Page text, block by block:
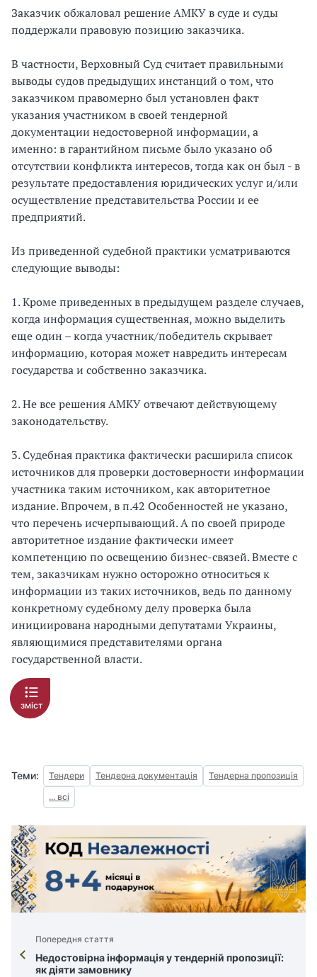
Заказчик обжаловал решение АМКУ в суде и суды
поддержали правовую позицию заказчика.
В частности, Верховный Суд считает правильными
выводы судов предыдущих инстанций о том, что
заказчиком правомерно был установлен факт
указания участником в своей тендерной
документации недостоверной информации, а
именно: в гарантийном письме было указано об
отсутствии конфликта интересов, тогда как он был - в
результате предоставления юридических услуг и/или
осуществление представительства России и ее
предприятий.
Из приведенной судебной практики усматриваются
следующие выводы:
1. Кроме приведенных в предыдущем разделе случаев,
когда информация существенная, можно выделить
еще один – когда участник/победитель скрывает
информацию, которая может навредить интересам
государства и собственно заказчика.
2. Не все решения АМКУ отвечают действующему
законодательству.
3. Судебная практика фактически расширила список
источников для проверки достоверности информации
участника таким источником, как авторитетное
издание. Впрочем, в п.42 Особенностей не указано,
что перечень исчерпывающий. А по своей природе
авторитетное издание фактически имеет
компетенцию по освещению бизнес-связей. Вместе с
тем, заказчикам нужно осторожно относиться к
информации из таких источников, ведь по данному
конкретному судебному делу проверка была
инициирована народными депутатами Украины,
являющимися представителями органа
государственной власти.
зміст
Теми: Тендери Тендерна документація
Тендерна пропозиція
... всі
Попередня стаття
Недостовірна інформація у тендерній пропозиції:
як діяти замовнику